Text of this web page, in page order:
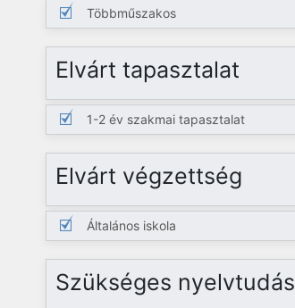
Többműszakos
Elvárt tapasztalat
1-2 év szakmai tapasztalat
Elvárt végzettség
Általános iskola
Szükséges nyelvtudás